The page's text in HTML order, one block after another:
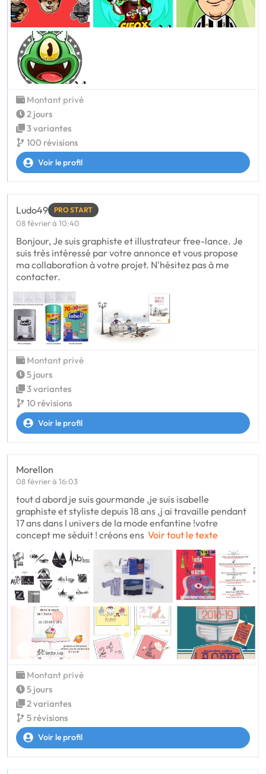
Montant privé
2 jours
3 variantes
100 révisions
Voir le profil
Ludo49 PRO START
08 février à 10:40
Bonjour, Je suis graphiste et illustrateur free-lance. Je
suis très intéressé par votre annonce et vous propose
ma collaboration à votre projet. N'hésitez pas à me
contacter.
Montant privé
5 jours
3 variantes
10 révisions
Voir le profil
Morellon
08 février à 16:03
tout d abord je suis gourmande ,je suis isabelle
graphiste et styliste depuis 18 ans ,j ai travaille pendant
17 ans dans l univers de la mode enfantine !votre
concept me séduit ! créons ens Voir tout le texte
Montant privé
5 jours
2 variantes
5 révisions
Voir le profil